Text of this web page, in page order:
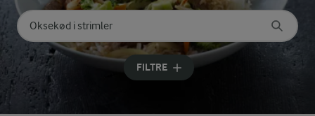
Søg på kategori
Indtast søgeord for at søge
FILTRE